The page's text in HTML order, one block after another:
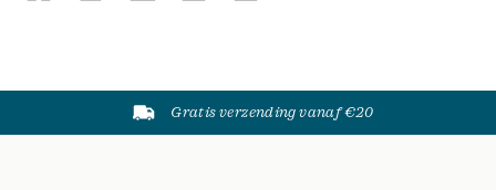
Gratis verzending vanaf €20